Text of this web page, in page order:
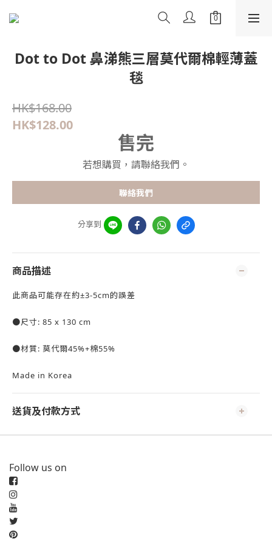
Dot to Dot 鼻涕熊三層莫代爾棉輕薄蓋
毯
HK$168.00
HK$128.00
售完
若想購買，請聯絡我們。
聯絡我們
分享到
商品描述
此商品可能存在約±3-5cm的誤差
●尺寸: 85 x 130 cm
●材質: 莫代爾45%+棉55%
Made in Korea
送貨及付款方式
Follow us on